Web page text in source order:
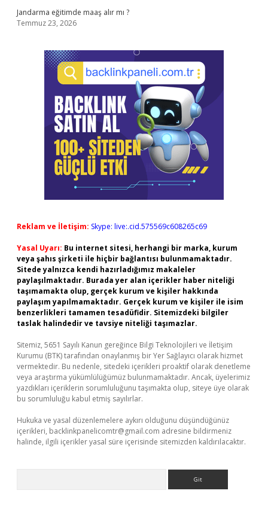
Jandarma eğitimde maaş alır mı ?
Temmuz 23, 2026
Reklam ve İletişim: Skype: live:.cid.575569c608265c69
Yasal Uyarı: Bu internet sitesi, herhangi bir marka, kurum
veya şahıs şirketi ile hiçbir bağlantısı bulunmamaktadır.
Sitede yalnızca kendi hazırladığımız makaleler
paylaşılmaktadır. Burada yer alan içerikler haber niteliği
taşımamakta olup, gerçek kurum ve kişiler hakkında
paylaşım yapılmamaktadır. Gerçek kurum ve kişiler ile isim
benzerlikleri tamamen tesadüfidir. Sitemizdeki bilgiler
taslak halindedir ve tavsiye niteliği taşımazlar.
Sitemiz, 5651 Sayılı Kanun gereğince Bilgi Teknolojileri ve İletişim
Kurumu (BTK) tarafından onaylanmış bir Yer Sağlayıcı olarak hizmet
vermektedir. Bu nedenle, sitedeki içerikleri proaktif olarak denetleme
veya araştırma yükümlülüğümüz bulunmamaktadır. Ancak, üyelerimiz
yazdıkları içeriklerin sorumluluğunu taşımakta olup, siteye üye olarak
bu sorumluluğu kabul etmiş sayılırlar.
Hukuka ve yasal düzenlemelere aykırı olduğunu düşündüğünüz
içerikleri, backlinkpanelicomtr@gmail.com adresine bildirmeniz
halinde, ilgili içerikler yasal süre içerisinde sitemizden kaldırılacaktır.